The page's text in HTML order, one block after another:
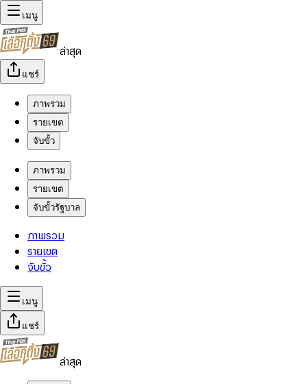
เมนู
ล่าสุด
แชร์
ภาพรวม
รายเขต
จับขั้ว
ภาพรวม
รายเขต
จับขั้วรัฐบาล
ภาพรวม
รายเขต
จับขั้ว
เมนู
แชร์
ล่าสุด